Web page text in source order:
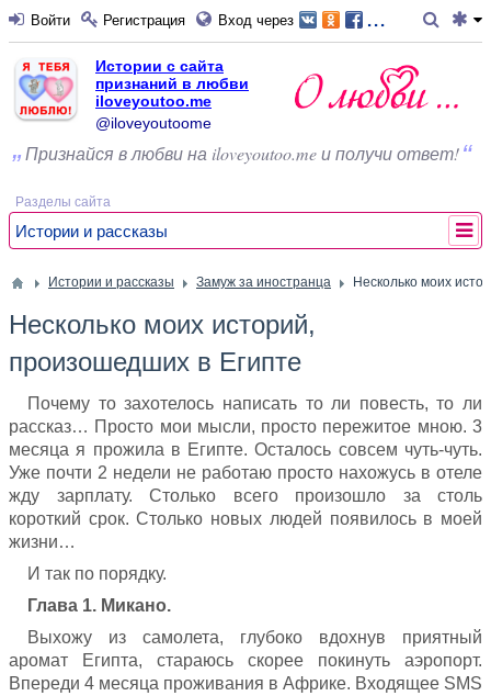
Войти Регистрация Вход через ...
Истории с сайта
признаний в любви
iloveyoutoo.me
@iloveyoutoome
Признайся в любви на iloveyoutoo.me и получи ответ!
Разделы сайта
Истории и рассказы
Истории и рассказы Замуж за иностранца Несколько моих
Несколько моих историй,
произошедших в Египте
Почему то захотелось написать то ли повесть, то ли
рассказ… Просто мои мысли, просто пережитое мною. 3
месяца я прожила в Египте. Осталось совсем чуть-чуть.
Уже почти 2 недели не работаю просто нахожусь в отеле
жду зарплату. Столько всего произошло за столь
короткий срок. Столько новых людей появилось в моей
жизни…
И так по порядку.
Глава 1. Микано.
Выхожу из самолета, глубоко вдохнув приятный
аромат Египта, стараюсь скорее покинуть аэропорт.
Впереди 4 месяца проживания в Африке. Входящее SMS